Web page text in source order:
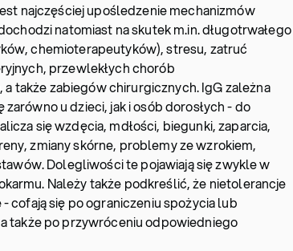
najczęściej upośledzenie mechanizmów
natomiast na skutek m.in. długotrwałego
chemioterapeutyków), stresu, zatruć
przewlekłych chorób
także zabiegów chirurgicznych. IgG zależna
u dzieci, jak i osób dorosłych - do
się wzdęcia, mdłości, biegunki, zaparcia,
zmiany skórne, problemy ze wzrokiem,
Dolegliwości te pojawiają się zwykle w
Należy także podkreślić, że nietolerancje
cofają się po ograniczeniu spożycia lub
także po przywróceniu odpowiedniego